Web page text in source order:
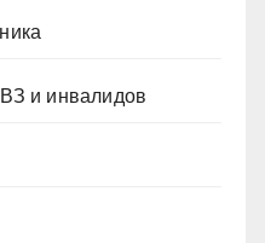
и инвалидов